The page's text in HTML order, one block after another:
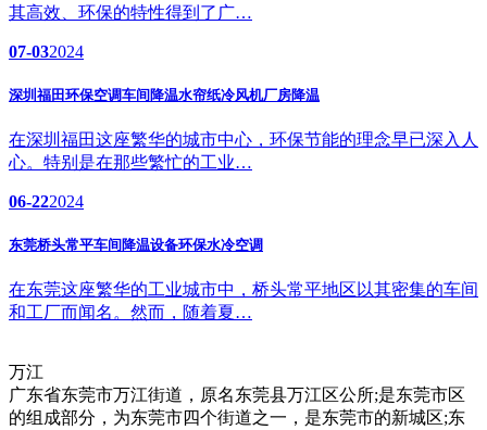
其高效、环保的特性得到了广…
07-032024
深圳福田环保空调车间降温水帘纸冷风机厂房降温
在深圳福田这座繁华的城市中心，环保节能的理念早已深入人
心。特别是在那些繁忙的工业…
06-222024
东莞桥头常平车间降温设备环保水冷空调
在东莞这座繁华的工业城市中，桥头常平地区以其密集的车间
和工厂而闻名。然而，随着夏…
万江
广东省东莞市万江街道，原名东莞县万江区公所;是东莞市区
的组成部分，为东莞市四个街道之一，是东莞市的新城区;东